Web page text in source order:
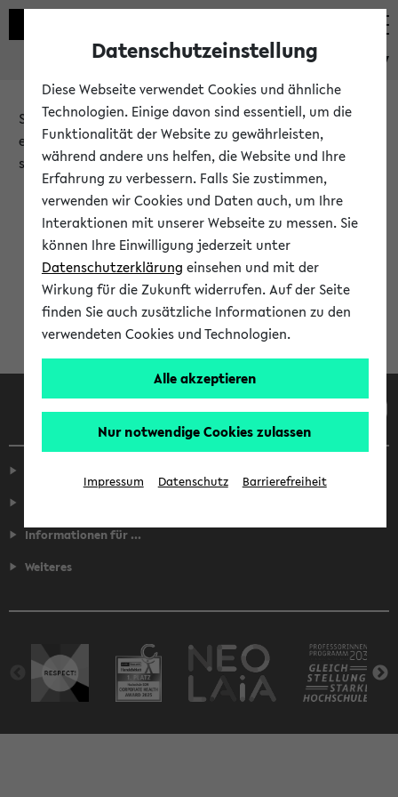
eKVV
Sie möchten auf eine eKVV Funktion zugreifen, die Ihnen
erst nach einer Anmeldung am System zur Verfügung
steht.
Bitte melden Sie sich an:
Anmeldung am eKVV
Informationen für ...
Weiteres
Datenschutzeinstellung
Diese Webseite verwendet Cookies und ähnliche
Technologien. Einige davon sind essentiell, um die
Funktionalität der Website zu gewährleisten,
während andere uns helfen, die Website und Ihre
Erfahrung zu verbessern. Falls Sie zustimmen,
verwenden wir Cookies und Daten auch, um Ihre
Interaktionen mit unserer Webseite zu messen. Sie
können Ihre Einwilligung jederzeit unter
Datenschutzerklärung einsehen und mit der
Wirkung für die Zukunft widerrufen. Auf der Seite
finden Sie auch zusätzliche Informationen zu den
verwendeten Cookies und Technologien.
Alle akzeptieren
Nur notwendige Cookies zulassen
Impressum Datenschutz Barrierefreiheit